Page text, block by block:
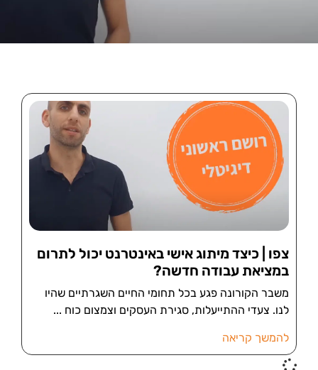
צפו | כיצד מיתוג אישי באינטרנט יכול לתרום
במציאת עבודה חדשה?
משבר הקורונה פגע בכל תחומי החיים השגרתיים שהיו
לנו. צעדי ההתייעלות, סגירת העסקים וצמצום כוח
להמשך קריאה